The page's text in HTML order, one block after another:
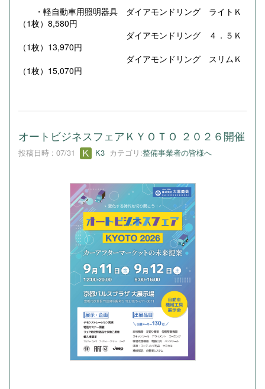
・軽自動車用照明器具 ダイアモンドリング ライトＫ
（1枚）8,580円
ダイアモンドリング ４．５Ｋ
（1枚）13,970円
ダイアモンドリング スリムＫ
（1枚）15,070円
オートビジネスフェアＫＹＯＴＯ ２０２６開催
投稿日時 : 07/31 K3 カテゴリ:整備事業者の皆様へ